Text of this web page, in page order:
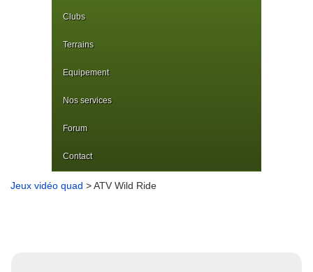
Clubs
Terrains
Equipement
Nos services
Forum
Contact
Jeux vidéo quad > ATV Wild Ride